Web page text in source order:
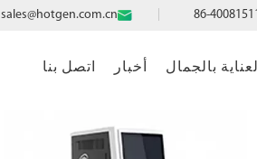

sales@hotgen.com.cn
بالجمال أخبار اتصل بنا